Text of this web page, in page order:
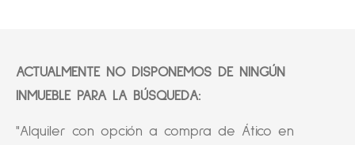
ACTUALMENTE NO DISPONEMOS DE NINGÚN
INMUEBLE PARA LA BÚSQUEDA:
"Alquiler con opción a compra de Ático en